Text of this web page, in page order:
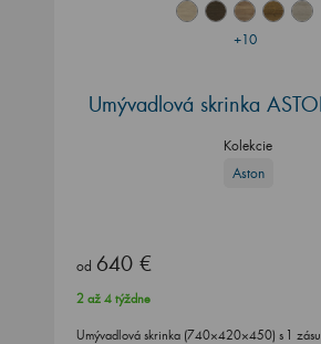
+10
Umývadlová skrinka
Kolekcie
Aston
od 640 €
2 až 4 týždne
Umývadlová skrinka (740×420×450) s 1